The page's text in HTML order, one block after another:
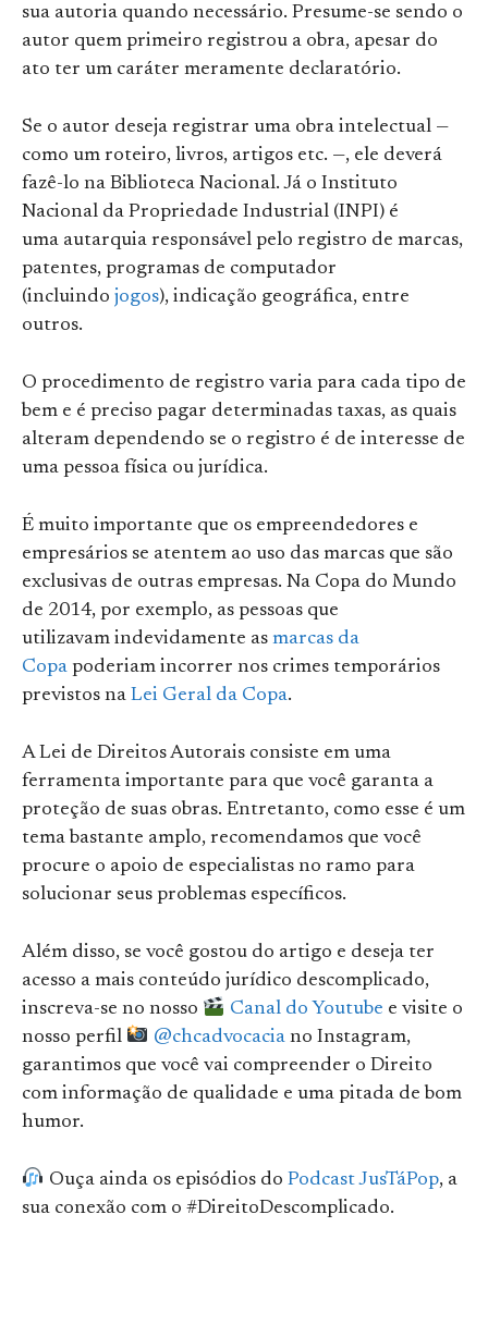
sua autoria quando necessário. Presume-se sendo o
autor quem primeiro registrou a obra, apesar do
ato ter um caráter meramente declaratório.
Se o autor deseja registrar uma obra intelectual —
como um roteiro, livros, artigos etc. —, ele deverá
fazê-lo na Biblioteca Nacional. Já o Instituto
Nacional da Propriedade Industrial (INPI) é
uma autarquia responsável pelo registro de marcas,
patentes, programas de computador
(incluindo jogos), indicação geográfica, entre
outros.
O procedimento de registro varia para cada tipo de
bem e é preciso pagar determinadas taxas, as quais
alteram dependendo se o registro é de interesse de
uma pessoa física ou jurídica.
É muito importante que os empreendedores e
empresários se atentem ao uso das marcas que são
exclusivas de outras empresas. Na Copa do Mundo
de 2014, por exemplo, as pessoas que
utilizavam indevidamente as marcas da
Copa poderiam incorrer nos crimes temporários
previstos na Lei Geral da Copa.
A Lei de Direitos Autorais consiste em uma
ferramenta importante para que você garanta a
proteção de suas obras. Entretanto, como esse é um
tema bastante amplo, recomendamos que você
procure o apoio de especialistas no ramo para
solucionar seus problemas específicos.
Além disso, se você gostou do artigo e deseja ter
acesso a mais conteúdo jurídico descomplicado,
inscreva-se no nosso
Canal do Youtube e visite o
nosso perfil
@chcadvocaciano Instagram,
garantimos que você vai compreender o Direito
com informação de qualidade e uma pitada de bom
humor.
Ouça ainda os episódios do Podcast JusTáPop, a
sua conexão com o #DireitoDescomplicado.